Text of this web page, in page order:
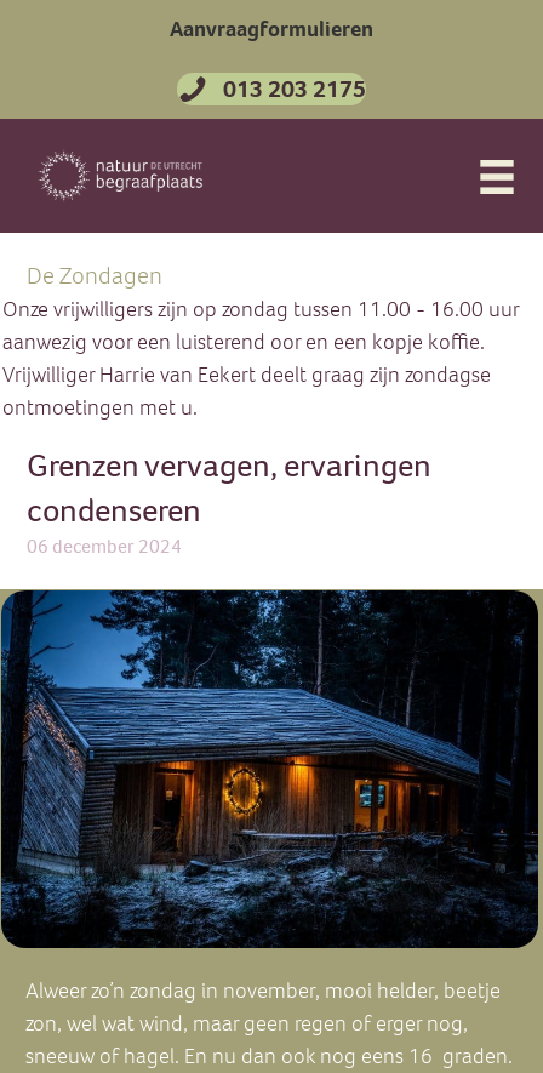
Aanvraagformulieren
013 203 2175
De Zondagen
Onze vrijwilligers zijn op zondag tussen 11.00 - 16.00 uur
aanwezig voor een luisterend oor en een kopje koffie.
Vrijwilliger Harrie van Eekert deelt graag zijn zondagse
ontmoetingen met u.
Grenzen vervagen, ervaringen
condenseren
06 december 2024
Alweer zo’n zondag in november, mooi helder, beetje
zon, wel wat wind, maar geen regen of erger nog,
sneeuw of hagel. En nu dan ook nog eens 16 graden.